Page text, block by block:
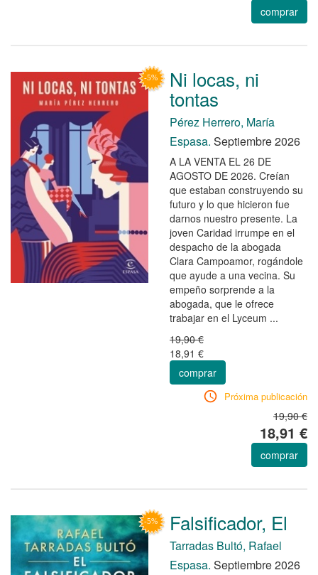
comprar
Ni locas, ni
tontas
Pérez Herrero, María
Espasa. Septiembre 2026
A LA VENTA EL 26 DE
AGOSTO DE 2026. Creían
que estaban construyendo su
futuro y lo que hicieron fue
darnos nuestro presente. La
joven Caridad irrumpe en el
despacho de la abogada
Clara Campoamor, rogándole
que ayude a una vecina. Su
empeño sorprende a la
abogada, que le ofrece
trabajar en el Lyceum ...
19,90 €
18,91 €
comprar
Próxima publicación
19,90 €
18,91 €
comprar
Falsificador, El
Tarradas Bultó, Rafael
Espasa. Septiembre 2026